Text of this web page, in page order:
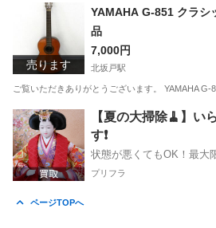
坂戸市 弦楽器、ギター
売ります
YAMAHA G-851 クラシ
品
7,000円
北坂戸駅
ご覧いただきありがとうございます。 YAMAHA
埼玉 坂戸市 北坂戸駅 弦楽器、ギター
【夏の大掃除🧹】い
す❗️
状態が悪くてもOK！最大
プリフラ
ページTOPへ